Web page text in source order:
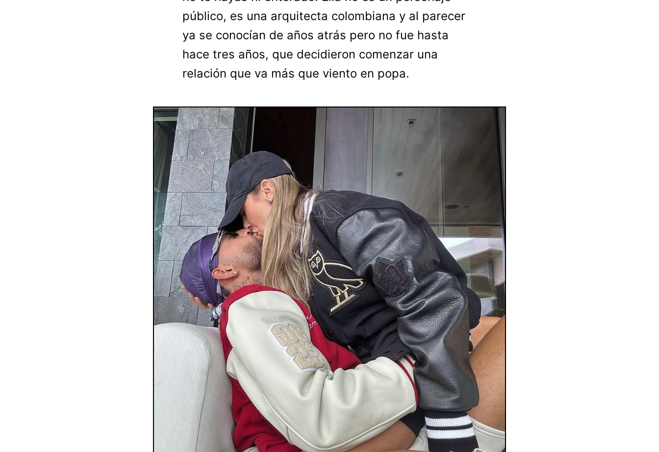
público, es una arquitecta colombiana y al parecer
ya se conocían de años atrás pero no fue hasta
hace tres años, que decidieron comenzar una
relación que va más que viento en popa.